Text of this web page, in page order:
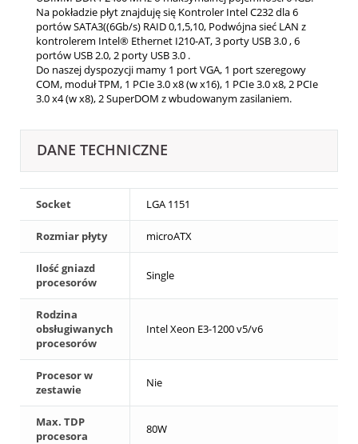
Na pokładzie płyt znajduję się Kontroler Intel C232 dla 6
portów SATA3((6Gb/s) RAID 0,1,5,10, Podwójna sieć LAN z
kontrolerem Intel® Ethernet I210-AT, 3 porty USB 3.0 , 6
portów USB 2.0, 2 porty USB 3.0 .
Do naszej dyspozycji mamy 1 port VGA, 1 port szeregowy
COM, moduł TPM, 1 PCIe 3.0 x8 (w x16), 1 PCIe 3.0 x8, 2 PCIe
3.0 x4 (w x8), 2 SuperDOM z wbudowanym zasilaniem.
DANE TECHNICZNE
Socket LGA 1151
Rozmiar płyty microATX
Ilość gniazd
procesorów
Single
Rodzina
obsługiwanych
procesorów
Intel Xeon E3-1200 v5/v6
Procesor w
zestawie
Nie
Max. TDP
procesora
80W